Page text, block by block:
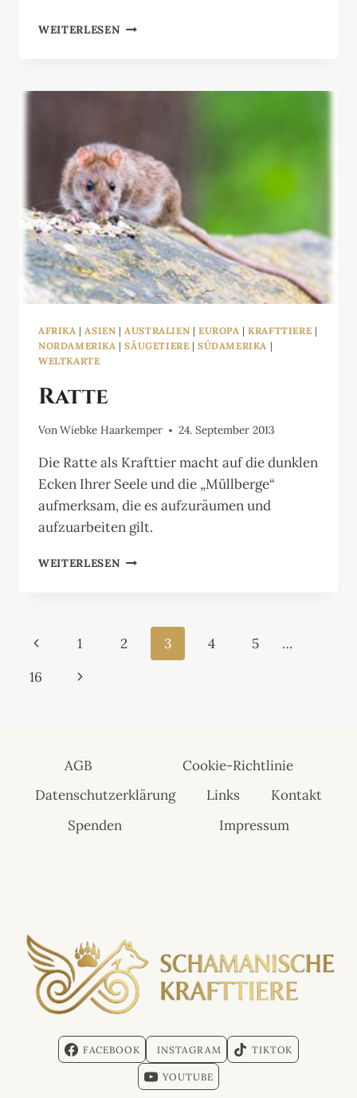
WEITERLESEN ZIEGE
AFRIKA | ASIEN | AUSTRALIEN | EUROPA |KRAFTTIERE |
NORDAMERIKA |SÄUGETIERE |SÜDAMERIKA |
WELTKARTE
Ratte
VonWiebke Haarkemper 24. September 2013
Die Ratte als Krafttier macht auf die dunklen
Ecken Ihrer Seele und die „Müllberge“
aufmerksam, die es aufzuräumen und
aufzuarbeiten gilt.
WEITERLESEN RATTE
Seitennavigation
Vorherige
Seite
1 2 3 4 5
…
16
Nächste
AGB
Cookie-Richtlinie
Datenschutzerklärung
Links
Kontakt
Spenden
Impressum
FACEBOOK INSTAGRAM TIKTOK
YOUTUBE